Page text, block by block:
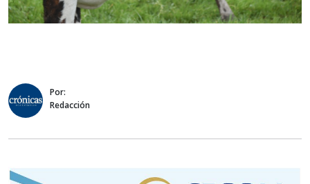
Por:
Redacción